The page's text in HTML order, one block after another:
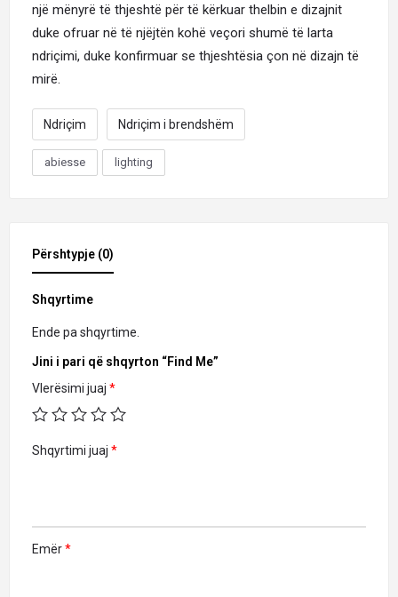
një mënyrë të thjeshtë për të kërkuar thelbin e dizajnit
duke ofruar në të njëjtën kohë veçori shumë të larta
ndriçimi, duke konfirmuar se thjeshtësia çon në dizajn të
mirë.
Ndriçim Ndriçim i brendshëm
abiesse lighting
Përshtypje (0)
Shqyrtime
Ende pa shqyrtime.
Jini i pari që shqyrton “Find Me”
Vlerësimi juaj *
Shqyrtimi juaj *
Emër*